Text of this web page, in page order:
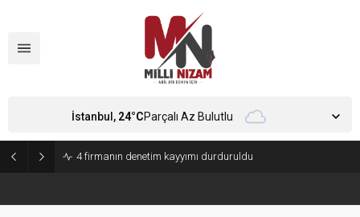
4 firmanın denetim kayyımı durduruldu
İstanbul, 24°CParçalı Az Bulutlu